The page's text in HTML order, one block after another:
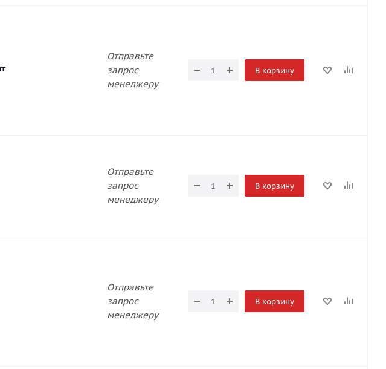
Отправьте
запрос
менеджеру
В корзину
Отправьте
запрос
менеджеру
В корзину
Отправьте
запрос
менеджеру
В корзину